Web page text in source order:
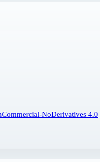
NoDerivatives 4.0